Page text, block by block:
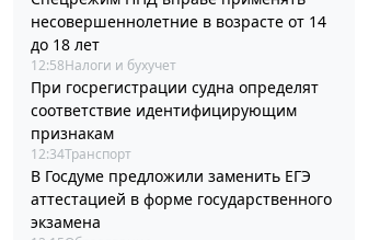
несовершеннолетние в возрасте от 14
до 18 лет
12:58Налоги и бухучет
При госрегистрации судна определят
соответствие идентифицирующим
признакам
12:34Транспорт
В Госдуме предложили заменить ЕГЭ
аттестацией в форме государственного
экзамена